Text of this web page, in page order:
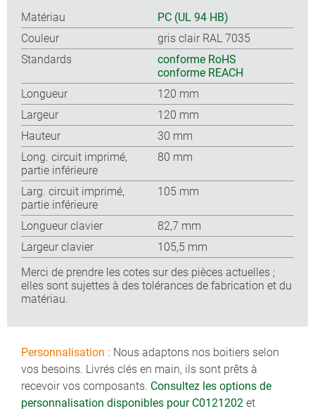
Matériau
PC (UL 94 HB)
Couleur
gris clair RAL 7035
Standards
conforme RoHS
conforme REACH
Longueur
120 mm
Largeur
120 mm
Hauteur
30 mm
Long. circuit imprimé,
partie inférieure
80 mm
Larg. circuit imprimé,
partie inférieure
105 mm
Longueur clavier
82,7 mm
Largeur clavier
105,5 mm
Merci de prendre les cotes sur des pièces actuelles ;
elles sont sujettes à des tolérances de fabrication et du
matériau.
Personnalisation : Nous adaptons nos boitiers selon
vos besoins. Livrés clés en main, ils sont prêts à
recevoir vos composants. Consultez les options de
personnalisation disponibles pour C0121202 et